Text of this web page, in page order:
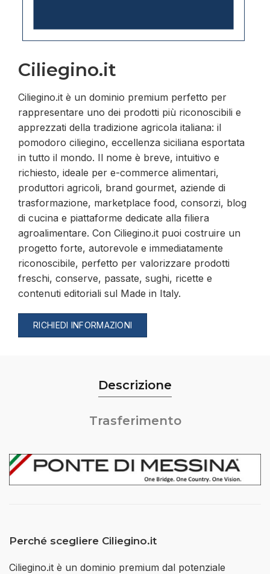
Ciliegino.it
Ciliegino.it è un dominio premium perfetto per
rappresentare uno dei prodotti più riconoscibili e
apprezzati della tradizione agricola italiana: il
pomodoro ciliegino, eccellenza siciliana esportata
in tutto il mondo. Il nome è breve, intuitivo e
richiesto, ideale per e-commerce alimentari,
produttori agricoli, brand gourmet, aziende di
trasformazione, marketplace food, consorzi, blog
di cucina e piattaforme dedicate alla filiera
agroalimentare. Con Ciliegino.it puoi costruire un
progetto forte, autorevole e immediatamente
riconoscibile, perfetto per valorizzare prodotti
freschi, conserve, passate, sughi, ricette e
contenuti editoriali sul Made in Italy.
RICHIEDI INFORMAZIONI
Descrizione
Trasferimento
Perché scegliere Ciliegino.it
Ciliegino.it è un dominio premium dal potenziale